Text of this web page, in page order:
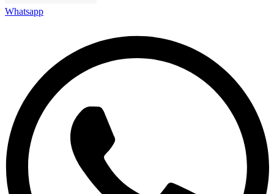
Whatsapp